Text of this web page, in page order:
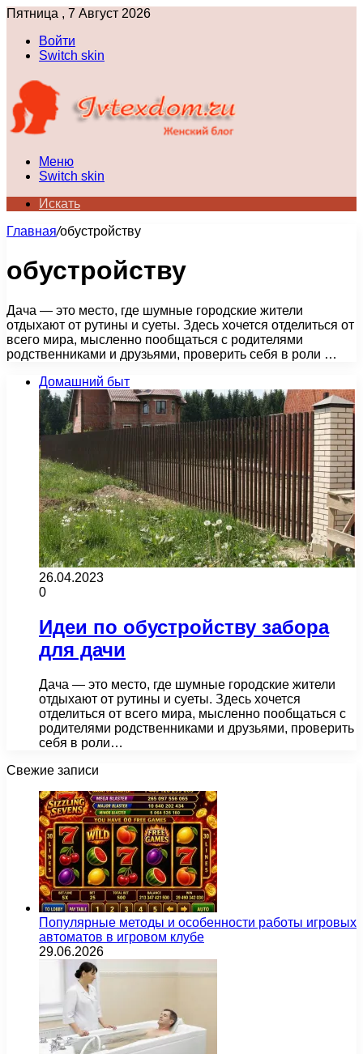
Пятница , 7 Август 2026
Войти
Switch skin
Меню
Switch skin
Искать
Главная/обустройству
обустройству
Дача — это место, где шумные городские жители
отдыхают от рутины и суеты. Здесь хочется отделиться от
всего мира, мысленно пообщаться с родителями
родственниками и друзьями, проверить себя в роли …
Домашний быт
26.04.2023
0
Идеи по обустройству забора
для дачи
Дача — это место, где шумные городские жители
отдыхают от рутины и суеты. Здесь хочется
отделиться от всего мира, мысленно пообщаться с
родителями родственниками и друзьями, проверить
себя в роли…
Свежие записи
Популярные методы и особенности работы игровых
автоматов в игровом клубе
29.06.2026